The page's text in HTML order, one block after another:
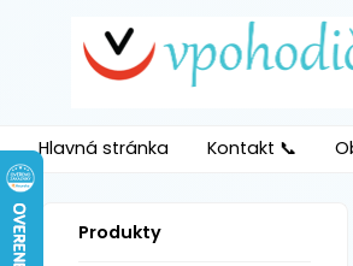
Hlavná stránka Kontakt 📞
Produkty